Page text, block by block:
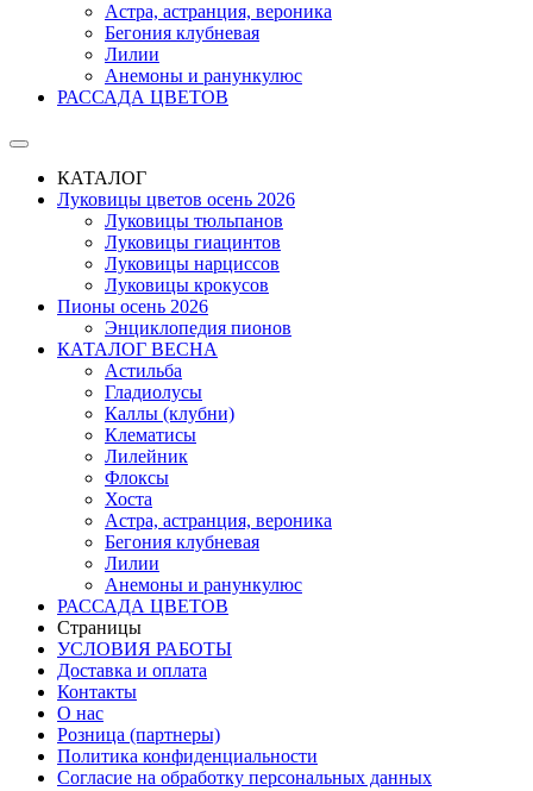
Астра, астранция, вероника
Бегония клубневая
Лилии
Анемоны и ранункулюс
РАССАДА ЦВЕТОВ
КАТАЛОГ
Луковицы цветов осень 2026
Луковицы тюльпанов
Луковицы гиацинтов
Луковицы нарциссов
Луковицы крокусов
Пионы осень 2026
Энциклопедия пионов
КАТАЛОГ ВЕСНА
Астильба
Гладиолусы
Каллы (клубни)
Клематисы
Лилейник
Флоксы
Хоста
Астра, астранция, вероника
Бегония клубневая
Лилии
Анемоны и ранункулюс
РАССАДА ЦВЕТОВ
Страницы
УСЛОВИЯ РАБОТЫ
Доставка и оплата
Контакты
О наc
Розница (партнеры)
Политика конфиденциальности
Согласие на обработку персональных данных